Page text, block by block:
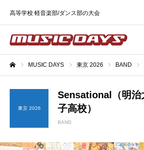
高等学校 軽音楽部/ダンス部の大会
MUSIC DAYS 東京 2026 BAND
東京 2026
Sensational（明治
子高校）
BAND